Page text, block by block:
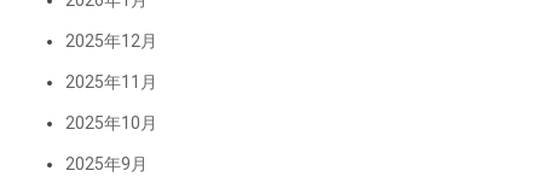
2025年12月
2025年11月
2025年10月
2025年9月